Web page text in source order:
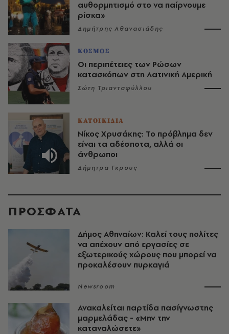
αυθορμητισμό στο να παίρνουμε
ρίσκα»
Δημήτρης Αθανασιάδης
ΚΟΣΜΟΣ
Οι περιπέτειες των Ρώσων
κατασκόπων στη Λατινική Αμερική
Σώτη Τριανταφύλλου
ΚΑΤΟΙΚΙΔΙΑ
Νίκος Χρυσάκης: Το πρόβλημα δεν
είναι τα αδέσποτα, αλλά οι
άνθρωποι
Δήμητρα Γκρους
ΠΡΟΣΦΑΤΑ
Δήμος Αθηναίων: Καλεί τους πολίτες
να απέχουν από εργασίες σε
εξωτερικούς χώρους που μπορεί να
προκαλέσουν πυρκαγιά
Newsroom
Ανακαλείται παρτίδα πασίγνωστης
μαρμελάδας - «Μην την
καταναλώσετε»